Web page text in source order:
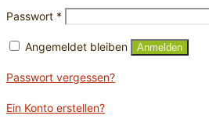
Passwort *
Angemeldet bleiben Anmelden
Passwort vergessen?
Ein Konto erstellen?